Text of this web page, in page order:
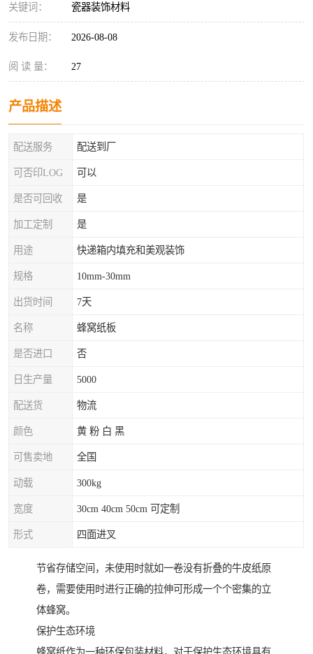
关键词： 瓷器装饰材料
发布日期： 2026-08-08
阅 读 量： 27
产品描述
配送服务 配送到厂
可否印LOG 可以
是否可回收 是
加工定制 是
用途 快递箱内填充和美观装饰
规格 10mm-30mm
出货时间 7天
名称 蜂窝纸板
是否进口 否
日生产量 5000
配送货 物流
颜色 黄 粉 白 黑
可售卖地 全国
动载 300kg
宽度 30cm 40cm 50cm 可定制
形式 四面进叉
节省存储空间，未使用时就如一卷没有折叠的牛皮纸原
卷，需要使用时进行正确的拉伸可形成一个个密集的立
体蜂窝。
保护生态环境